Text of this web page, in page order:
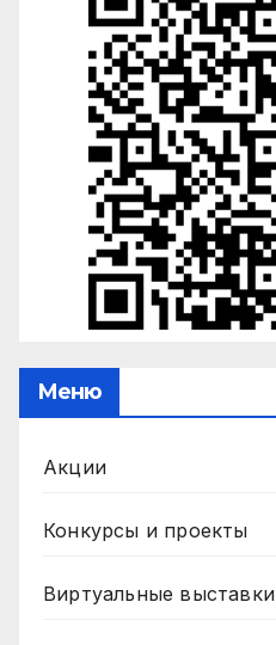
Меню
Акции
Конкурсы и проекты
Виртуальные выставки